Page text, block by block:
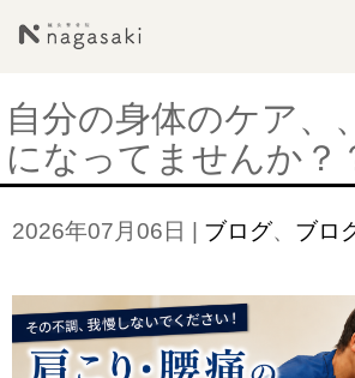
自分の身体のケア、
になってませんか？
2026年07月06日 | ブログ、 ブロ